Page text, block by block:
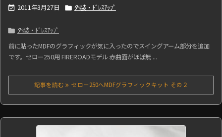
 2011年3月27日  外装・ﾄﾞﾚｽｱｯﾌﾟ
 外装・ﾄﾞﾚｽｱｯﾌﾟ
前に貼ったMDFのグラフィックが気に入ったのでスイングアーム部分を追加
です。セロー250用 FIREROADモデル 赤曲面がほぼ無 ...
記事を読む セロー250へMDFグラフィックキット その２